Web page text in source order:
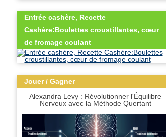
Entrée cashère, Recette
Cashère:Boulettes croustillantes, cœur
de fromage coulant
Jouer / Gagner
Alexandra Levy : Révolutionner l'Équilibre
Nerveux avec la Méthode Quertant